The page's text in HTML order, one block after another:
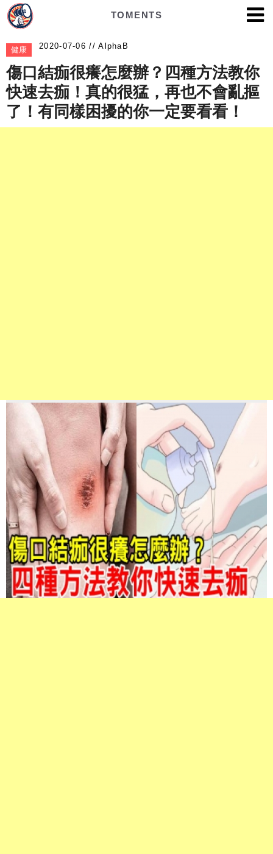
TOMENTS
健康 AlphaB
傷口結痂很癢怎麼辦？四種方法教你
快速去痂！真的很猛，再也不會亂摳
了！有同樣困擾的你一定要看看！